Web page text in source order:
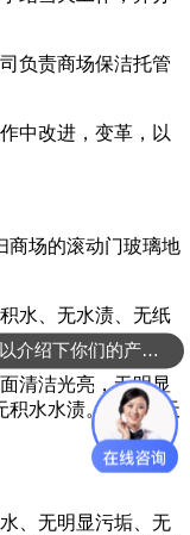
负责商场保洁托管
中改进，变革，以
场的滚动门玻璃地
水、无水渍、无纸
清洁光亮，无明显
积水水渍。（雨雪天
、无明显污垢、无
可以介绍下你们的产品么？